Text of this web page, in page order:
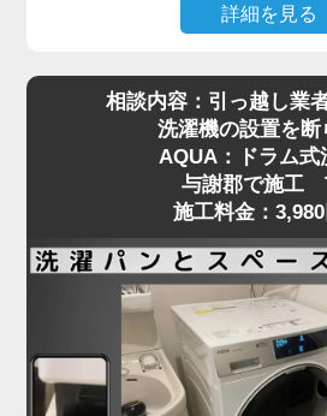
詳細を見る
される方が増えていますが、実
体が非常に重く、自力での移動
と感じる方も多いようです。特
入や、わずかな段差の乗り越え
作業などは、専門知識がないと
も少なくありません。
与謝郡で施工をご依頼いただい
購入したドラム式洗濯機を玄関
の、「重くて一人では設置場所
お困りでした。私たちは現地に
相談内容：引っ越し業
洗濯機の設置を断
AQUA：ドラム式
与謝郡で施工
施工料金：3,980